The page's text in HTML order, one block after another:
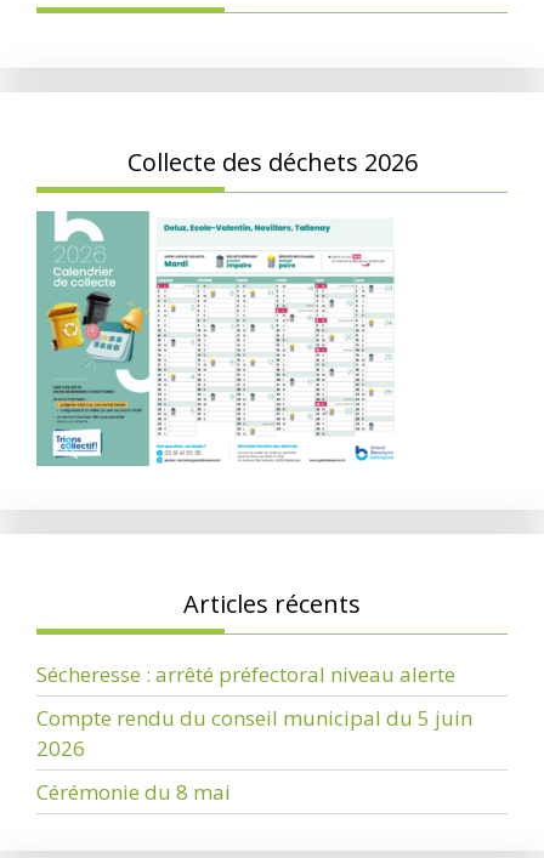
Collecte des déchets 2026
Articles récents
Sécheresse : arrêté préfectoral niveau alerte
Compte rendu du conseil municipal du 5 juin
2026
Cérémonie du 8 mai